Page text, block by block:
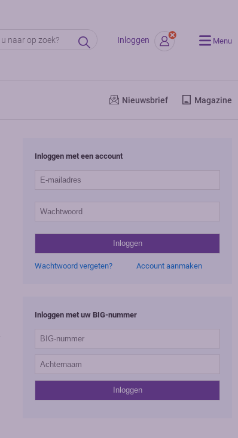
Inloggen Menu
Nieuwsbrief Magazine
Inloggen met een account
Wachtwoord vergeten? Account aanmaken
Inloggen met uw BIG-nummer